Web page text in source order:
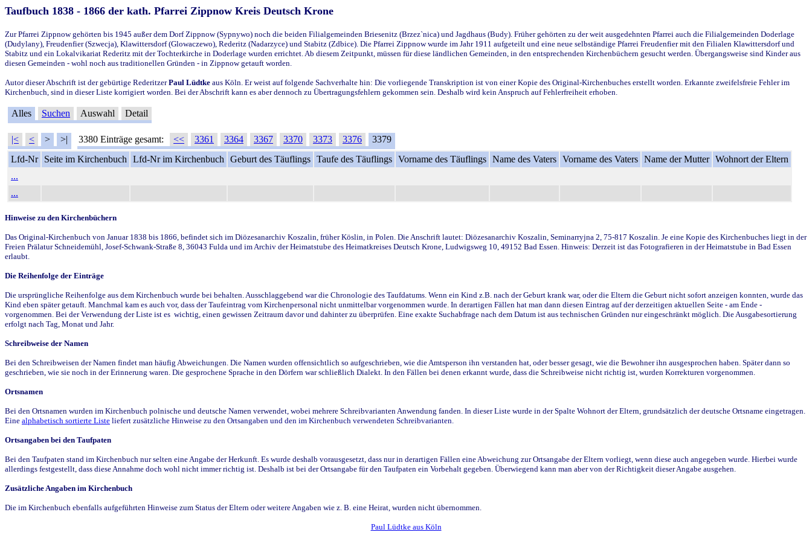
Taufbuch 1838 - 1866 der kath. Pfarrei Zippnow Kreis Deutsch Krone
Zur Pfarrei Zippnow gehörten bis 1945 außer dem Dorf Zippnow (Sypnywo) noch die beiden Filialgemeinden Briesenitz (Brzez`nica) und Jagdhaus (Budy). Früher gehörten zu der weit ausgedehnten Pfarrei auch die Filialgemeinden Doderlage
(Dudylany), Freudenfier (Szwecja), Klawittersdorf (Glowaczewo), Rederitz (Nadarzyce) und Stabitz (Zdbice). Die Pfarrei Zippnow wurde im Jahr 1911 aufgeteilt und eine neue selbständige Pfarrei Freudenfier mit den Filialen Klawittersdorf und
Stabitz und ein Lokalvikariat Rederitz mit der Tochterkirche in Doderlage wurden errichtet. Ab diesem Zeitpunkt, müssen für diese ländlichen Gemeinden, in den entsprechenden Kirchenbüchern gesucht werden. Übergangsweise sind Kinder aus
diesen Gemeinden - wohl noch aus traditionellen Gründen - in Zippnow getauft worden.
Autor dieser Abschrift ist der gebürtige RederitzerPaul Lüdtke aus Köln. Er weist auf folgende Sachverhalte hin: Die vorliegende Transkription ist von einer Kopie des Original-Kirchenbuches erstellt worden. Erkannte zweifelsfreie Fehler im
Kirchenbuch, sind in dieser Liste korrigiert worden. Bei der Abschrift kann es aber dennoch zu Übertragungsfehlern gekommen sein. Deshalb wird kein Anspruch auf Fehlerfreiheit erhoben.
Alles Suchen Auswahl Detail
|< < > >| 3380 Einträge gesamt: << 3361 3364 3367 3370 3373 3376
3379
Lfd-Nr
Seite im Kirchenbuch Lfd-Nr im Kirchenbuch Geburt des Täuflings Taufe des Täuflings Vorname des Täuflings Name des Vaters Vorname des Vaters Name der Mutter Wohnort der Eltern
...
...
Hinweise zu den Kirchenbüchern
Das Original-Kirchenbuch von Januar 1838 bis 1866, befindet sich im Diözesanarchiv Koszalin, früher Köslin, in Polen. Die Anschrift lautet: Diözesanarchiv Koszalin, Seminarryjna 2, 75-817 Koszalin. Je eine Kopie des Kirchenbuches liegt in der
Freien Prälatur Schneidemühl, Josef-Schwank-Straße 8, 36043 Fulda und im Archiv der Heimatstube des Heimatkreises Deutsch Krone, Ludwigsweg 10, 49152 Bad Essen. Hinweis: Derzeit ist das Fotografieren in der Heimatstube in Bad Essen
erlaubt.
Die Reihenfolge der Einträge
Die ursprüngliche Reihenfolge aus dem Kirchenbuch wurde bei behalten. Ausschlaggebend war die Chronologie des Taufdatums. Wenn ein Kind z.B. nach der Geburt krank war, oder die Eltern die Geburt nicht sofort anzeigen konnten, wurde das
Kind eben später getauft. Manchmal kam es auch vor, dass der Taufeintrag vom Kirchenpersonal nicht unmittelbar vorgenommen wurde. In derartigen Fällen hat man dann diesen Eintrag auf der derzeitigen aktuellen Seite - am Ende -
vorgenommen. Bei der Verwendung der Liste ist es wichtig, einen gewissen Zeitraum davor und dahinter zu überprüfen. Eine exakte Suchabfrage nach dem Datum ist aus technischen Gründen nur eingeschränkt möglich. Die Ausgabesortierung
erfolgt nach Tag, Monat und Jahr.
Schreibweise der Namen
Bei den Schreibweisen der Namen findet man häufig Abweichungen. Die Namen wurden offensichtlich so aufgeschrieben, wie die Amtsperson ihn verstanden hat, oder besser gesagt, wie die Bewohner ihn ausgesprochen haben. Später dann so
geschrieben, wie sie noch in der Erinnerung waren. Die gesprochene Sprache in den Dörfern war schließlich Dialekt. In den Fällen bei denen erkannt wurde, dass die Schreibweise nicht richtig ist, wurden Korrekturen vorgenommen.
Ortsnamen
Bei den Ortsnamen wurden im Kirchenbuch polnische und deutsche Namen verwendet, wobei mehrere Schreibvarianten Anwendung fanden. In dieser Liste wurde in der Spalte Wohnort der Eltern, grundsätzlich der deutsche Ortsname eingetragen.
Eine alphabetisch sortierte Liste liefert zusätzliche Hinweise zu den Ortsangaben und den im Kirchenbuch verwendeten Schreibvarianten.
Ortsangaben bei den Taufpaten
Bei den Taufpaten stand im Kirchenbuch nur selten eine Angabe der Herkunft. Es wurde deshalb vorausgesetzt, dass nur in derartigen Fällen eine Abweichung zur Ortsangabe der Eltern vorliegt, wenn diese auch angegeben wurde. Hierbei wurde
allerdings festgestellt, dass diese Annahme doch wohl nicht immer richtig ist. Deshalb ist bei der Ortsangabe für den Taufpaten ein Vorbehalt gegeben. Überwiegend kann man aber von der Richtigkeit dieser Angabe ausgehen.
Zusätzliche Angaben im Kirchenbuch
Die im Kirchenbuch ebenfalls aufgeführten Hinweise zum Status der Eltern oder weitere Angaben wie z. B. eine Heirat, wurden nicht übernommen.
Paul Lüdtke aus Köln